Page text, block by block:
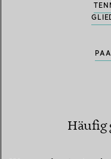
Häufig